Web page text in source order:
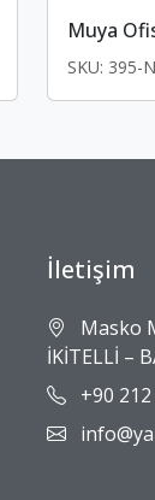
Muya
SKU: 395-
İletişim
Masko
İKİTELLİ –
+90